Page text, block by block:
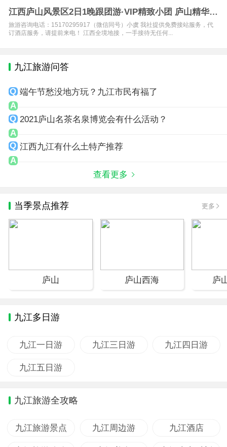
江西庐山风景区2日1晚跟团游·VIP精致小团 庐山精华全
景游
旅游咨询电话：15170295917（微信同号）小虞 我社提供免费接站服务，代
订酒店服务，请提前来电！ 江西全境地接，一手接待无任何...
九江旅游问答
端午节愁没地方玩？九江市民有福了
2021庐山名茶名泉博览会有什么活动？
江西九江有什么土特产推荐
查看更多
当季景点推荐 更多
庐山 庐山西海 庐
九江多日游
九江一日游 九江三日游 九江四日游
九江五日游
九江旅游全攻略
九江旅游景点 九江周边游 九江酒店